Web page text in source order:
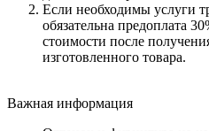
Если необходимы услуги
обязательна предоплата
стоимости после
изготовленного товара.
Важная информация